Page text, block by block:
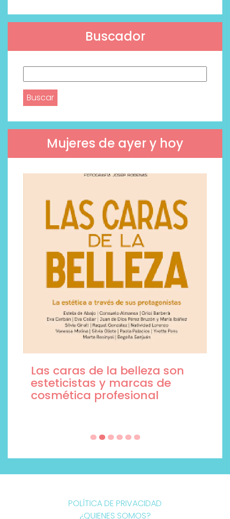
Buscador
Mujeres de ayer y hoy
Las caras de la belleza son
esteticistas y marcas de
cosmética profesional
POLÍTICA DE PRIVACIDAD
¿QUIENES SOMOS?